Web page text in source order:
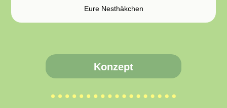
Eure Nesthäkchen
Konzept